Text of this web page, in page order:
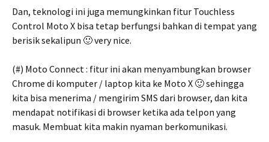
Dan, teknologi ini juga memungkinkan fitur Touchless
Control Moto X bisa tetap berfungsi bahkan di tempat yang
berisik sekalipun 🙂 very nice.
(#) Moto Connect : fitur ini akan menyambungkan browser
Chrome di komputer / laptop kita ke Moto X 🙂 sehingga
kita bisa menerima / mengirim SMS dari browser, dan kita
mendapat notifikasi di browser ketika ada telpon yang
masuk. Membuat kita makin nyaman berkomunikasi.